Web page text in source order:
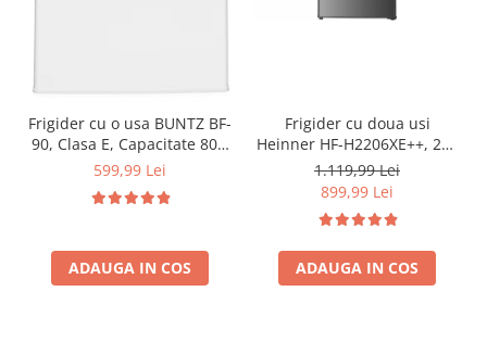
Frigider cu o usa BUNTZ BF-
90, Clasa E, Capacitate 80L,
Iluminare interioara,
cm, Alb
599,99 Lei
ADAUGA IN COS
Frigider cu doua usi
Heinner HF-H2206XE++, 206
l, Clasa E, lumina LED, 3
rafturi de sticla, H 143 cm,
Inox
1.119,99 Lei
899,99 Lei
ADAUGA IN COS